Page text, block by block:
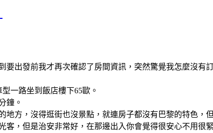
出發前我才再次確認了房間資訊，突然驚覺我怎麼沒有
一路坐到飯店樓下65歐。
鐘。
方，沒得逛街也沒景點，就連房子都沒有巴黎的特色，
，但是治安非常好，在那邊出入你會覺得很安心不用很